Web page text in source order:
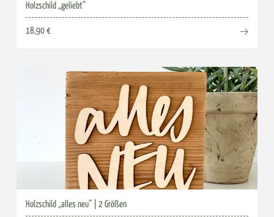
Holzschild „geliebt“
18,90 €
Holzschild „alles neu“ | 2 Größen